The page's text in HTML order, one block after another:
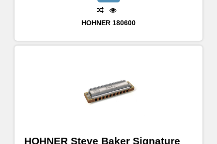
HOHNER 180600
HOHNER Steve Baker Signature